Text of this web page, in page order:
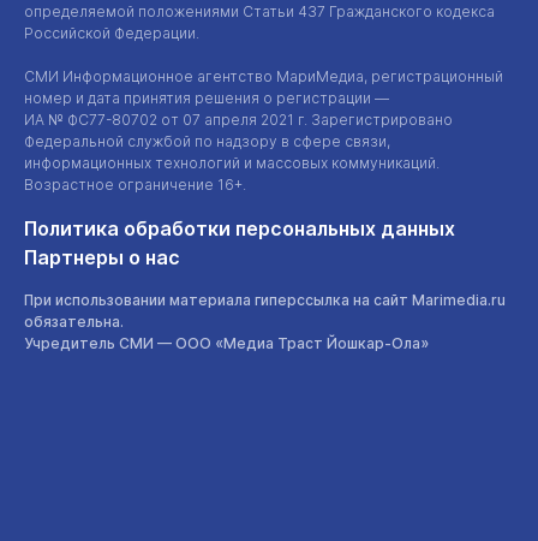
определяемой положениями Статьи 437 Гражданского кодекса
Российской Федерации.
СМИ Информационное агентство МариМедиа, регистрационный
номер и дата принятия решения о регистрации —
ИА № ФС77-80702 от 07 апреля 2021 г. Зарегистрировано
Федеральной службой по надзору в сфере связи,
информационных технологий и массовых коммуникаций.
Возрастное ограничение 16+.
Политика обработки персональных данных
Партнеры о нас
При использовании материала гиперссылка на сайт Marimedia.ru
обязательна.
Учредитель СМИ — ООО «Медиа Траст Йошкар-Ола»